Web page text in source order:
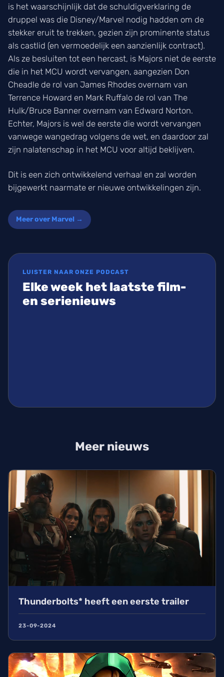
is het waarschijnlijk dat de schuldigverklaring de
druppel was die Disney/Marvel nodig hadden om de
stekker eruit te trekken, gezien zijn prominente status
als castlid (en vermoedelijk een aanzienlijk contract).
Als ze besluiten tot een hercast, is Majors niet de eerste
die in het MCU wordt vervangen, aangezien Don
Cheadle de rol van James Rhodes overnam van
Terrence Howard en Mark Ruffalo de rol van The
Hulk/Bruce Banner overnam van Edward Norton.
Echter, Majors is wel de eerste die wordt vervangen
vanwege wangedrag volgens de wet, en daardoor zal
zijn nalatenschap in het MCU voor altijd beklijven.
Dit is een zich ontwikkelend verhaal en zal worden
bijgewerkt naarmate er nieuwe ontwikkelingen zijn.
Meer over Marvel →
LUISTER NAAR ONZE PODCAST
Elke week het laatste film-
en serienieuws
Meer nieuws
Thunderbolts* heeft een eerste trailer
23-09-2024